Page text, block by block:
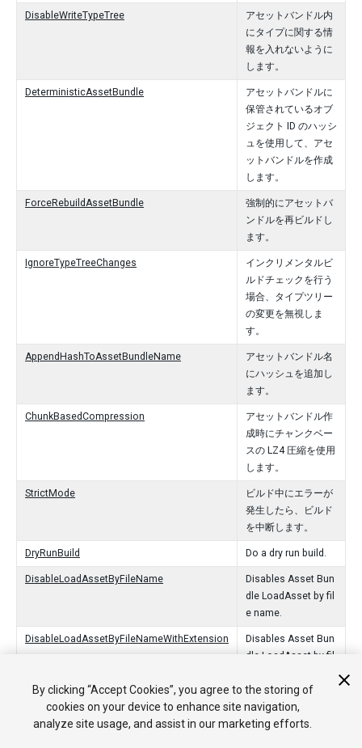
DisableWriteTypeTree
アセットバンドル内
にタイプに関する情
報を入れないように
します。
DeterministicAssetBundle
アセットバンドルに
保管されているオブ
ジェクト ID のハッシ
ュを使用して、アセ
ットバンドルを作成
します。
ForceRebuildAssetBundle
強制的にアセットバ
ンドルを再ビルドし
ます。
IgnoreTypeTreeChanges
インクリメンタルビ
ルドチェックを行う
場合、タイプツリー
の変更を無視しま
す。
AppendHashToAssetBundleName
アセットバンドル名
にハッシュを追加し
ます。
ChunkBasedCompression
アセットバンドル作
成時にチャンクベー
スの LZ4 圧縮を使用
します。
StrictMode
ビルド中にエラーが
発生したら、ビルド
を中断します。
DryRunBuild Do a dry run build.
DisableLoadAssetByFileName
Disables Asset Bun
dle LoadAsset by fil
e name.
DisableLoadAssetByFileNameWithExtension
Disables Asset Bun
dle LoadAsset by fil
on.
By clicking “Accept Cookies”, you agree to the storing of
cookies on your device to enhance site navigation,
analyze site usage, and assist in our marketing efforts.